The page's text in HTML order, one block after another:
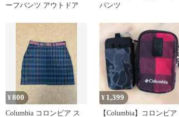
ーフパンツ アウトドア
パンツ
¥800
Columbia コロンビア ス
¥ 1,399
【Columbia】コロンビア